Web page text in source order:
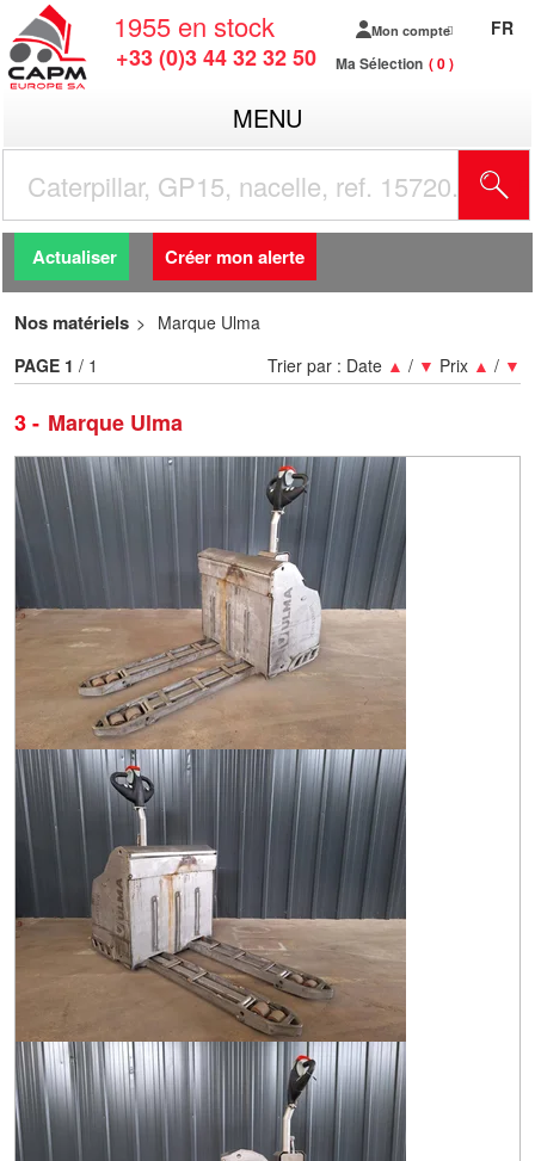
1955 en stock
+33 (0)3 44 32 32 50
Mon compte
Ma Sélection 0
FR
MENU
Actualiser Créer mon alerte
Nos matériels Marque Ulma
3 Marque Ulma
Trier par : Date ▲ / ▼ Prix ▲ / ▼
PAGE 1 / 1